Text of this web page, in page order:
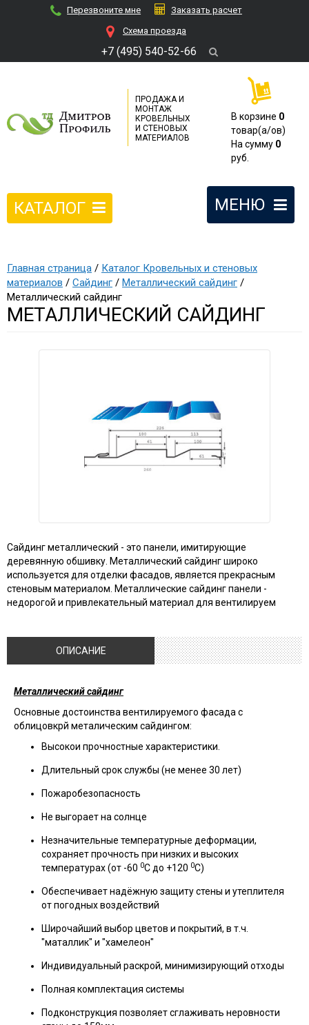
Перезвоните мне
Заказать расчет
Cхема проезда
+7 (495) 540-52-66
ПРОДАЖА И
МОНТАЖ
КРОВЕЛЬНЫХ
И СТЕНОВЫХ
МАТЕРИАЛОВ
В корзине 0
товар(a/ов)
На сумму 0
руб.
МЕНЮ
КАТАЛОГ
Главная страница / Каталог Кровельных и стеновых
материалов / Сайдинг / Металлический сайдинг /
Металлический сайдинг
МЕТАЛЛИЧЕСКИЙ САЙДИНГ
Сайдинг металлический - это панели, имитирующие
деревянную обшивку. Металлический сайдинг широко
используется для отделки фасадов, является прекрасным
стеновым материалом. Металлические сайдинг панели -
недорогой и привлекательный материал для вентилируем
ОПИСАНИЕ
Металлический сайдинг
Основные достоинства вентилируемого фасада с
облицовкрй металическим сайдингом:
Высокои прочностные характеристики.
Длительный срок службы (не менее 30 лет)
Пожаробезопасность
Не выгорает на солнце
Незначительные температурные деформации,
сохраняет прочность при низких и высоких
температурах (от -60 0С до +120 0С)
Обеспечивает надёжную защиту стены и утеплителя
от погодных воздействий
Широчайший выбор цветов и покрытий, в т.ч.
"маталлик" и "хамелеон"
Индивидуальный раскрой, минимизирующий отходы
Полная комплектация системы
Подконструкция позволяет сглаживать неровности